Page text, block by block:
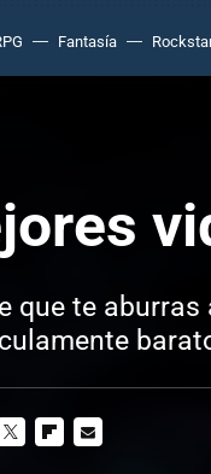
Fantasía
que te